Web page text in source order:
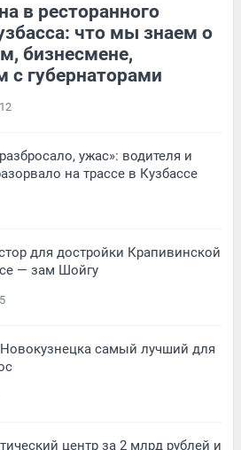
в ресторанного
что мы знаем о
бизнесмене,
с губернаторами
12
ужас»: водителя и
на трассе в Кузбассе
для достройки Крапивинской
— зам Шойгу
самый лучший для
центр за 2 млрд рублей и